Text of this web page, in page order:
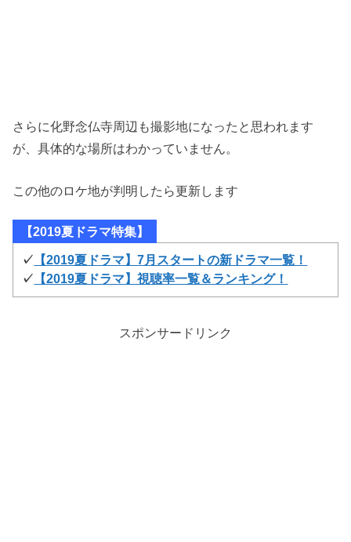
さらに化野念仏寺周辺も撮影地になったと思われます
が、具体的な場所はわかっていません。
この他のロケ地が判明したら更新します
【2019夏ドラマ特集】
✓ 【2019夏ドラマ】7月スタートの新ドラマ一覧！
✓ 【2019夏ドラマ】視聴率一覧＆ランキング！
スポンサードリンク